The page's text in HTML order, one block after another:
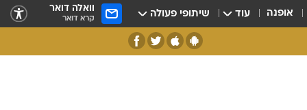
אופנה עוד שיתופי פעולה וואלה דואר
קרא דואר